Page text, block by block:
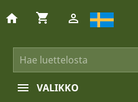
home shopping_cart 
VALIKKO